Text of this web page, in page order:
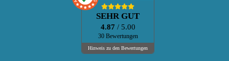
SEHR GUT
4.87 / 5.00
30 Bewertungen
Hinweis zu den Bewertungen